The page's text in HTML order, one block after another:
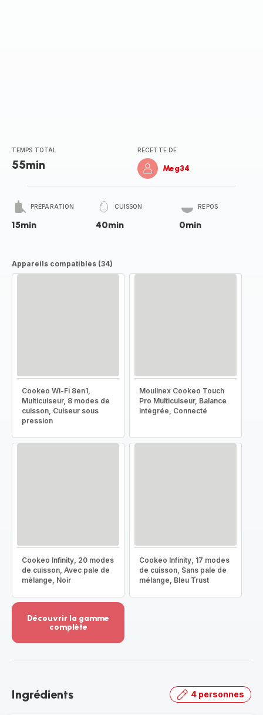
TEMPS TOTAL
55min
RECETTE DE
Meg34
PRÉPARATION
15min
CUISSON
40min
REPOS
0min
Appareils compatibles (34)
Cookeo Wi-Fi 8en1,
Multicuiseur, 8 modes de
cuisson, Cuiseur sous
pression
Moulinex Cookeo Touch
Pro Multicuiseur, Balance
intégrée, Connecté
Cookeo Infinity, 20 modes
de cuisson, Avec pale de
mélange, Noir
Cookeo Infinity, 17 modes
de cuisson, Sans pale de
mélange, Bleu Trust
Découvrir la gamme
complète
-
gamme
Ingrédients 4 personnes